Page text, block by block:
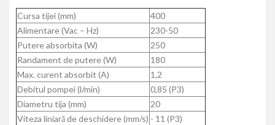
Cursa tijei (mm)
400
Alimentare (Vac – Hz)
230-50
Putere absorbita (W)
250
Randament de putere (W)
180
Max. curent absorbit (A)
1,2
Debitul pompei (l/min)
0,85 (P3)
Diametru tija (mm)
20
Viteza liniară de deschidere (mm/s) - 11 (P3)